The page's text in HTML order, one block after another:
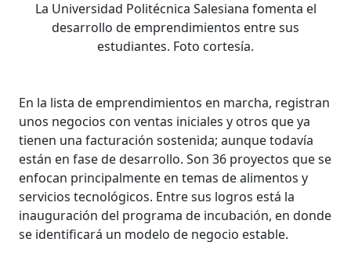
La Universidad Politécnica Salesiana fomenta el
desarrollo de emprendimientos entre sus
estudiantes. Foto cortesía.
En la lista de emprendimientos en marcha, registran
unos negocios con ventas iniciales y otros que ya
tienen una facturación sostenida; aunque todavía
están en fase de desarrollo. Son 36 proyectos que se
enfocan principalmente en temas de alimentos y
servicios tecnológicos. Entre sus logros está la
inauguración del programa de incubación, en donde
se identificará un modelo de negocio estable.